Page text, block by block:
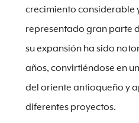
crecimiento considerable
representado gran parte
su expansión ha sido
años, convirtiéndose en
del oriente antioqueño y
diferentes proyectos.